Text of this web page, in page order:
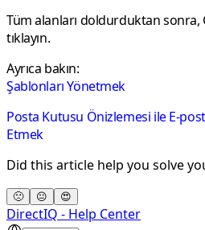
Tüm alanları doldurduktan sonra,
tıklayın.
Ayrıca bakın:
Şablonları Yönetmek
Posta Kutusu Önizlemesi ile E-
Etmek
Did this article help you solve
🙁 😐 😍
DirectIQ - Help Center